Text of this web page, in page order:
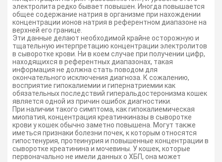
электролита редко бывает повышен. Иногда повышается
общее содержание натрия в организме при нахождении
концентрации ионов натрия в референтном диапазоне на
верхней его границе.
Эти данные делают необходимой крайне осторожную и
тщательную интерпретацию концентрации электролитов
в сыворотке крови. Ни в коем случае при получении цифр,
находящихся в референтных диапазонах, такая
информация не должна стать поводом для
окончательного исключения диагноза. К сожалению,
восприятие гипокалиемии и гипернатриемии как
обязательных последствий гиперальдостеронизма кошек
является одной из причин ошибок диагностики.
При наличии такого симптома, как гипокалиемическая
миопатия, концентрация креатинкиназы в сыворотке
крови у кошек обычно заметно повышена. Могут также
иметься признаки болезни почек, к которым относятся
гипостенурия, протеинурия и повышенные концентрации в
сыворотке креатинина и мочевины. У кошек, которые
первоначально не имели данных о ХБП, она может